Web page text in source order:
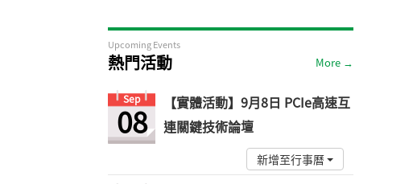
Upcoming Events
熱門活動 More →
Sep
08
【實體活動】9月8日 PCIe高速互
連關鍵技術論壇
新增至行事曆